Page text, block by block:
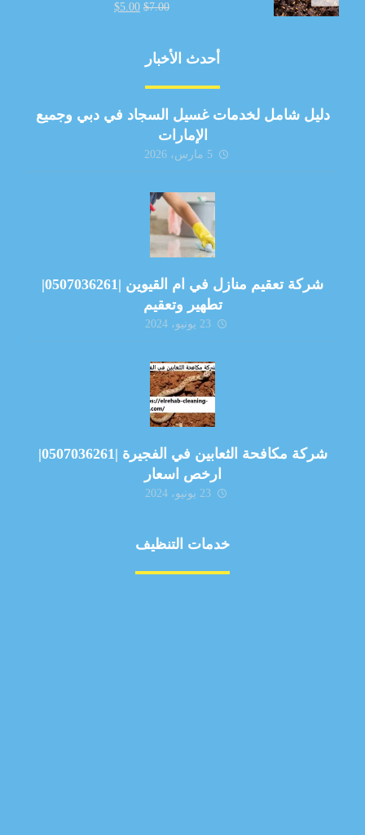
$7.00
$5.00
أحدث الأخبار
دليل شامل لخدمات غسيل السجاد في دبي وجميع
الإمارات
5 مارس، 2026
شركة تعقيم منازل في ام القيوين |0507036261|
تطهير وتعقيم
23 يونيو، 2024
شركة مكافحة الثعابين في الفجيرة |0507036261|
ارخص اسعار
23 يونيو، 2024
خدمات التنظيف